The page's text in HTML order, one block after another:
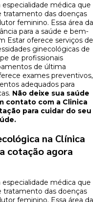
especialidade médica que
tratamento das doenças
feminino. Essa área da
para a saúde e bem-
Estar oferece serviços de
ginecológicas de
de profissionais
de última
exames preventivos,
adequados para
Não deixe sua saúde
contato com a Clinica
para cuidar do seu
na Clínica
cotação agora
especialidade médica que
tratamento das doenças
feminino. Essa área da